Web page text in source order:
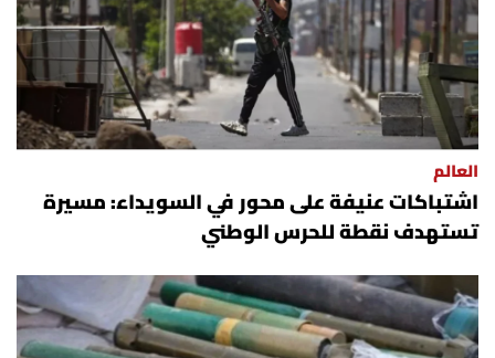
العالم
اشتباكات عنيفة على محور في السويداء: مسيرة
تستهدف نقطة للحرس الوطني